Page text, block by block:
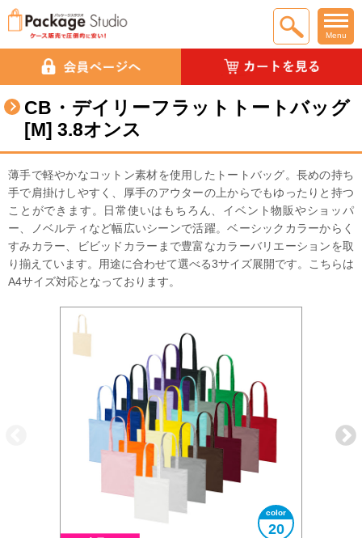
Menu
CB・デイリーフラットトートバッグ
[M] 3.8オンス
薄手で軽やかなコットン素材を使用したトートバッグ。長めの持ち
手で肩掛けしやすく、厚手のアウターの上からでもゆったりと持つ
ことができます。日常使いはもちろん、イベント物販やショッパ
ー、ノベルティなど幅広いシーンで活躍。 ベーシックカラーからく
すみカラー、ビビッドカラーまで豊富なカラーバリエーションを取
り揃えています。用途に合わせて選べる3サイズ展開です。 こちらは
A4サイズ対応となっております。
20